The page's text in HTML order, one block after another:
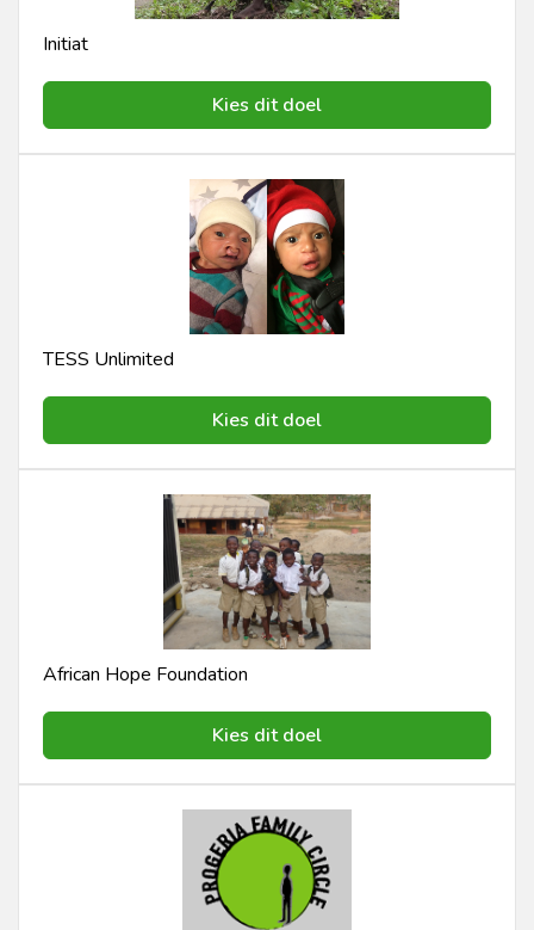
Initiat
Kies dit doel
TESS Unlimited
Kies dit doel
African Hope Foundation
Kies dit doel